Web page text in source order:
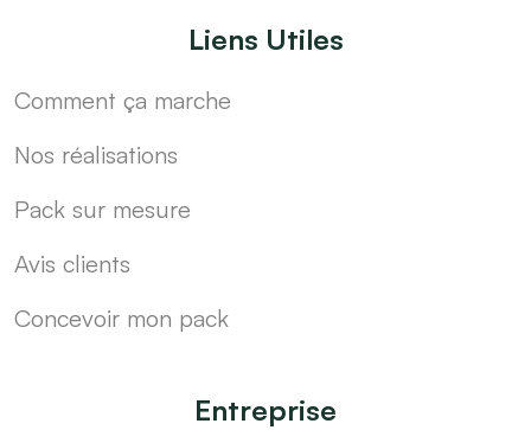
Liens Utiles
Comment ça marche
Nos réalisations
Pack sur mesure
Avis clients
Concevoir mon pack
Entreprise